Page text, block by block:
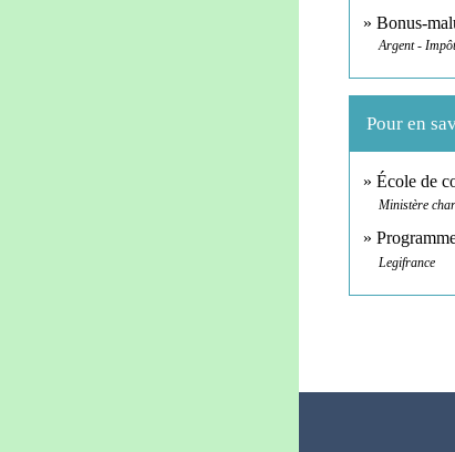
Bonus-
Argent -
Pour en
École de
Ministère
Legifrance